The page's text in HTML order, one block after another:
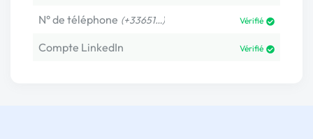
N° de téléphone (+33651…) Vérifié
Compte LinkedIn Vérifié